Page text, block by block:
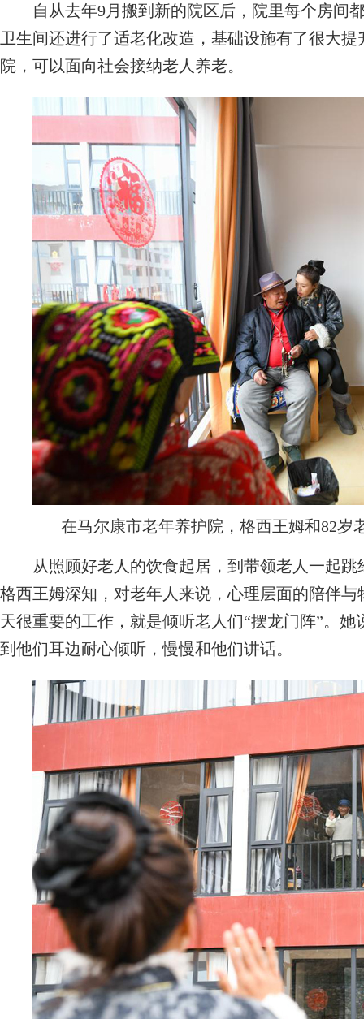
自从去年9月搬到新的院区后，院里每个房间
卫生间还进行了适老化改造，基础设施有了很大
院，可以面向社会接纳老人养老。
在马尔康市老年养护院，格西王姆和82岁
从照顾好老人的饮食起居，到带领老人一起
格西王姆深知，对老年人来说，心理层面的陪伴
天很重要的工作，就是倾听老人们“摆龙门阵”。
到他们耳边耐心倾听，慢慢和他们讲话。